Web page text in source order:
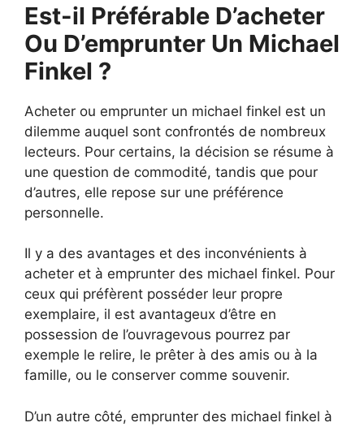
Est-il Préférable D’acheter
Ou D’emprunter Un Michael
Finkel ?
Acheter ou emprunter un michael finkel est un
dilemme auquel sont confrontés de nombreux
lecteurs. Pour certains, la décision se résume à
une question de commodité, tandis que pour
d’autres, elle repose sur une préférence
personnelle.
Il y a des avantages et des inconvénients à
acheter et à emprunter des michael finkel. Pour
ceux qui préfèrent posséder leur propre
exemplaire, il est avantageux d’être en
possession de l’ouvragevous pourrez par
exemple le relire, le prêter à des amis ou à la
famille, ou le conserver comme souvenir.
D’un autre côté, emprunter des michael finkel à